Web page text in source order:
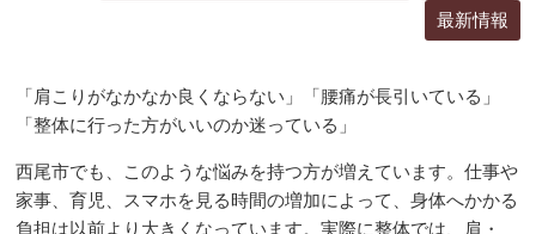
頭・首・背中の痛み
最新情報
「肩こりがなかなか良くならない」「腰痛が長引いている」
「整体に行った方がいいのか迷っている」
西尾市でも、このような悩みを持つ方が増えています。仕事や
家事、育児、スマホを見る時間の増加によって、身体へかかる
負担は以前より大きくなっています。実際に整体では、肩・